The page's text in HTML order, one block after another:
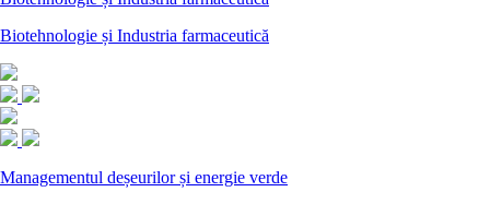
Biotehnologie și Industria farmaceutică
Managementul deșeurilor și energie verde